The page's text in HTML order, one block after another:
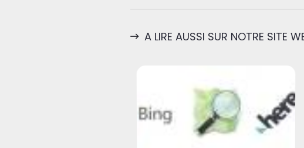
A LIRE AUSSI SUR NOTRE SITE